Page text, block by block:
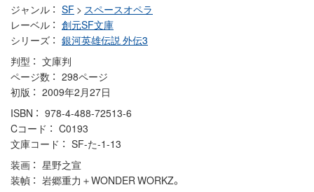
ジャンル
SF > スペースオペラ
レーベル
創元SF文庫
シリーズ
銀河英雄伝説 外伝3
判型
文庫判
ページ数
298ページ
初版
2009年2月27日
ISBN
978-4-488-72513-6
Cコード
C0193
文庫コード
SF-た-1-13
装画
星野之宣
装幀
岩郷重力＋WONDER WORKZ。